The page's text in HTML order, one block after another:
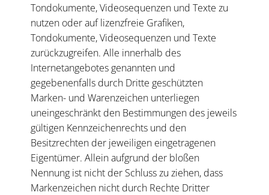
Tondokumente, Videosequenzen und Texte zu
nutzen oder auf lizenzfreie Grafiken,
Tondokumente, Videosequenzen und Texte
zurückzugreifen. Alle innerhalb des
Internetangebotes genannten und
gegebenenfalls durch Dritte geschützten
Marken- und Warenzeichen unterliegen
uneingeschränkt den Bestimmungen des jeweils
gültigen Kennzeichenrechts und den
Besitzrechten der jeweiligen eingetragenen
Eigentümer. Allein aufgrund der bloßen
Nennung ist nicht der Schluss zu ziehen, dass
Markenzeichen nicht durch Rechte Dritter